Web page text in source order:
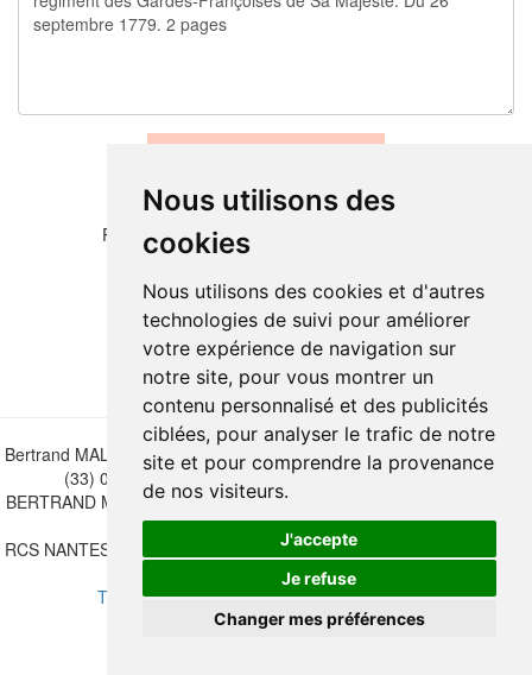
Nous utilisons des
cookies
Nous utilisons des cookies et d'autres
technologies de suivi pour améliorer
votre expérience de navigation sur
notre site, pour vous montrer un
contenu personnalisé et des publicités
ciblées, pour analyser le trafic de notre
site et pour comprendre la provenance
de nos visiteurs.
J'accepte
Je refuse
Changer mes préférences
Please copy the letters and numbers below:
Bertrand MALVAUX - 22 rue Crébillon, 44000 Nantes - FRANCE - Tél.
(33) 02 40 733 600 — bertrand.malvaux@wanadoo.fr
BERTRAND MALVAUX - ÉDITIONS DU CANONNIER SARL au capital
de 47.000 EUROS
RCS NANTES B 442 295 077 - N° INTRACOMMUNAUTAIRE CEE FR
30 442 295 077
Terms of sales-Update cookies preferences